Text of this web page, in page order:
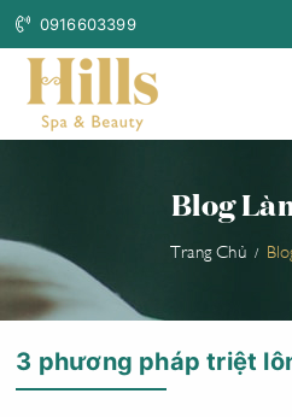
0916603399
Blog
Trang Chủ
3 phương pháp triệt